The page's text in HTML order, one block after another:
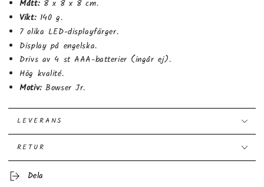
Mått:8 x 8 x 8 cm.
Vikt:140 g.
7 olika LED-displayfärger.
Display på engelska.
Drivs av 4 st AAA-batterier (ingår ej).
Hög kvalité.
Motiv:Bowser Jr.
LEVERANS
RETUR
Dela